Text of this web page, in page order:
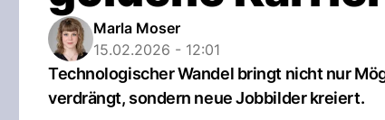
Marla Moser
15.02.2026 - 12:01
Technologischer Wandel bringt nicht nur
verdrängt, sondern neue Jobbilder kreiert.